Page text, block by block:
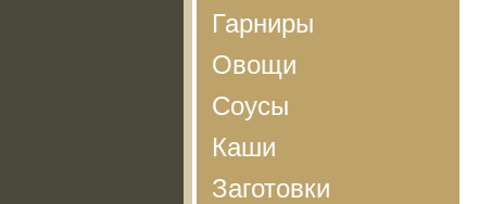
Гарниры
Овощи
Соусы
Каши
Заготовки